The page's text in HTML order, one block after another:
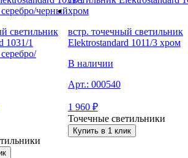
светильник
1031/1
встр. точечный светильник
Elektrostandard 1011/3 хром
В наличии
Арт.: 000540
1 960 ₽
Точечные светильники
Купить в 1 клик